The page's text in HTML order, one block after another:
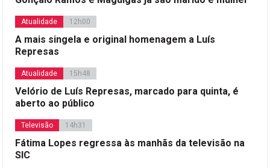
Atualidade 12h00
A mais singela e original homenagem a Luís
Represas
Atualidade 15h48
Velório de Luís Represas, marcado para quinta, é
aberto ao público
Televisão 14h31
Fátima Lopes regressa às manhãs da televisão na
SIC